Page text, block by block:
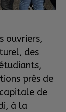
ouvriers,
des
près de
de
à la